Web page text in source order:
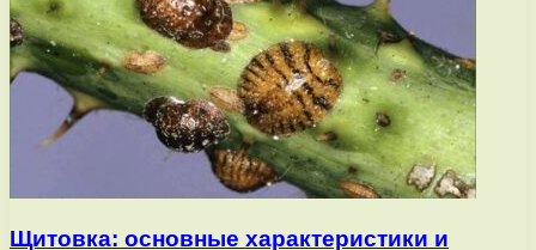
Щитовка: основные характеристики и